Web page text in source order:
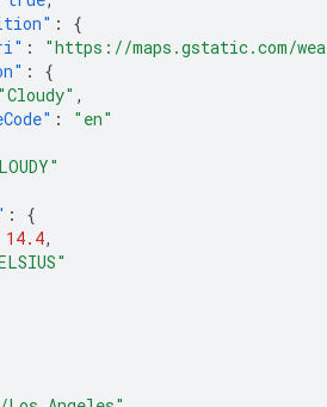
:
{
:
"https://maps.gstatic.com/
:
{
"Cloudy" ,
:
"en"
:
{
14.4,